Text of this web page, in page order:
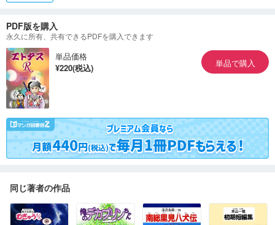
PDF版を購入
永久に所有、共有できるPDFを購入できます
単品価格
¥220(税込)
単品で購入
同じ著者の作品